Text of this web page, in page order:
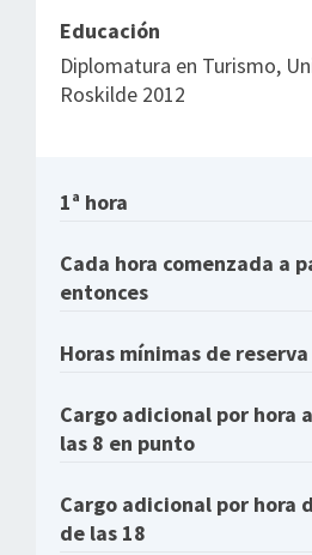
Educación
Diplomatura en Turismo,
Roskilde 2012
1ª hora
Cada hora comenzada a
entonces
Horas mínimas de reserva
Cargo adicional por hora
las 8 en punto
Cargo adicional por hora
de las 18